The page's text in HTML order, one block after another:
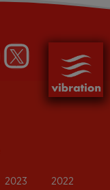
2023 2022